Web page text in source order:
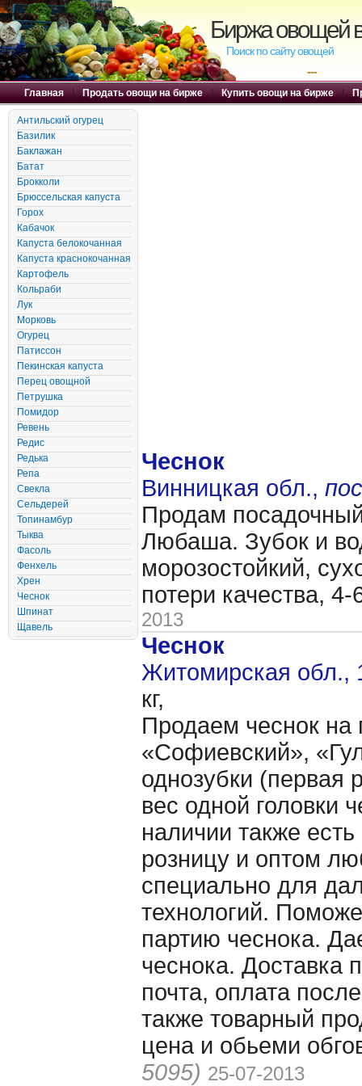
Биржа овощей
Поиск по сайту овощей
---
Главная | Продать овощи на бирже | Купить овощи на бирже |
Антильский огурец
Базилик
Баклажан
Батат
Брокколи
Брюссельская капуста
Горох
Кабачок
Капуста белокочанная
Капуста краснокочанная
Картофель
Кольраби
Лук
Морковь
Огурец
Патиссон
Пекинская капуста
Перец овощной
Петрушка
Помидор
Ревень
Редис
Редька
Репа
Свекла
Сельдерей
Топинамбур
Тыква
Фасоль
Фенхель
Хрен
Чеснок
Шпинат
Щавель
Чеснок
Винницкая обл.,
Продам
Любаша. Зубок и
морозостойкий,
потери качества,
2013
Чеснок
Житомирская обл.,
кг,
Продаем чеснок
«Софиевский»,
однозубки (первая
вес одной головки
наличии также
розницу и оптом
специально для
технологий.
партию чеснока.
чеснока. Доставка
почта, оплата
также товарный
цена и обьеми
5095) 25-07-2013